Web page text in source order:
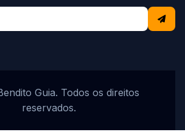
Guia. Todos os direitos
reservados.